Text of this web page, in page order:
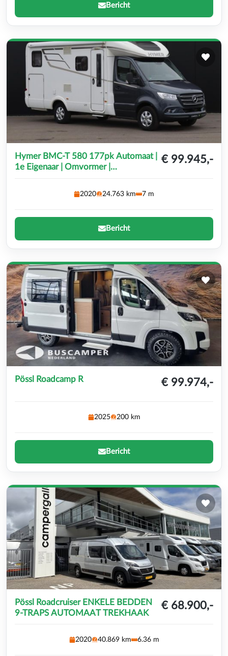
Bericht
Hymer BMC-T 580 177pk Automaat |
1e Eigenaar | Omvormer |
€ 99.945,-
2020 24.763 km 7 m
Bericht
Pössl Roadcamp R € 99.974,-
2025 200 km
Bericht
Pössl Roadcruiser ENKELE BEDDEN
9-TRAPS AUTOMAAT TREKHAAK
€ 68.900,-
2020 40.869 km 6.36 m